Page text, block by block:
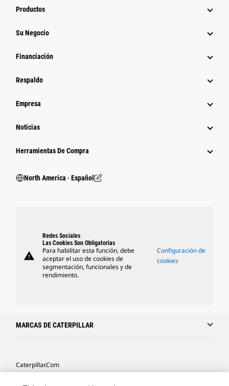
Productos
Su Negocio
Financiación
Respaldo
Empresa
Noticias
Herramientas De Compra
North America ‧ Español
warning
Redes Sociales
Las Cookies Son Obligatorias
Para habilitar esta función, debe
aceptar el uso de cookies de
segmentación, funcionales y de
rendimiento.
Configuración de
cookies
MARCAS DE CATERPILLAR
Caterpillar.com